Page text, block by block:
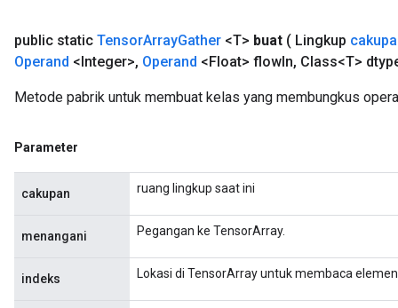
public static TensorArrayGather <T> buat ( Lingkup
Operand <Integer>, Operand <Float> flowIn, Class<T>
Metode pabrik untuk membuat kelas yang membungkus
Parameter
cakupan ruang lingkup saat ini
menangani Pegangan ke TensorArray.
indeks Lokasi di TensorArray untuk membaca